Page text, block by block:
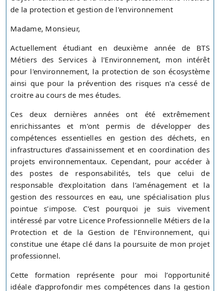
de la protection et gestion de l'environnement
Madame, Monsieur,
Actuellement étudiant en deuxième année de BTS
Métiers des Services à l'Environnement, mon intérêt
pour l'environnement, la protection de son écosystème
ainsi que pour la prévention des risques n'a cessé de
croitre au cours de mes études.
Ces deux dernières années ont été extrêmement
enrichissantes et m’ont permis de développer des
compétences essentielles en gestion des déchets, en
infrastructures d’assainissement et en coordination des
projets environnementaux. Cependant, pour accéder à
des postes de responsabilités, tels que celui de
responsable d’exploitation dans l’aménagement et la
gestion des ressources en eau, une spécialisation plus
pointue s’impose. C’est pourquoi je suis vivement
intéressé par votre Licence Professionnelle Métiers de la
Protection et de la Gestion de l’Environnement, qui
constitue une étape clé dans la poursuite de mon projet
professionnel.
Cette formation représente pour moi l’opportunité
idéale d’approfondir mes compétences dans la gestion